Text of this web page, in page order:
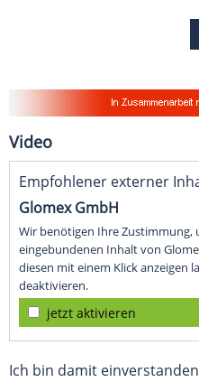
Video
Empfohlener externer
Glomex GmbH
Wir benötigen Ihre Zustimmung,
eingebundenen Inhalt von
diesen mit einem Klick anzeigen
deaktivieren.
jetzt aktivieren
Ich bin damit